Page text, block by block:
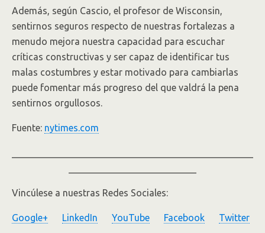
Además, según Cascio, el profesor de Wisconsin,
sentirnos seguros respecto de nuestras fortalezas a
menudo mejora nuestra capacidad para escuchar
críticas constructivas y ser capaz de identificar tus
malas costumbres y estar motivado para cambiarlas
puede fomentar más progreso del que valdrá la pena
sentirnos orgullosos.
Fuente: nytimes.com
Vincúlese a nuestras Redes Sociales:
Google+ LinkedIn YouTube Facebook Twitter